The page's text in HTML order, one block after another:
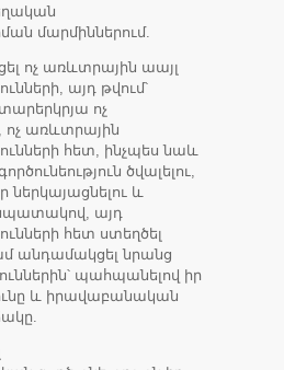
մարմիններում.
ոչ առևտրային աայլ
այդ թվում՝
ոչ
առևտրային
հետ, ինչպես նաև
ծվալելու,
ներկայացնելու և
այդ
հետ ստեղծել
անդամակցել նրանց
պահպանելով իր
և իրավաբանական